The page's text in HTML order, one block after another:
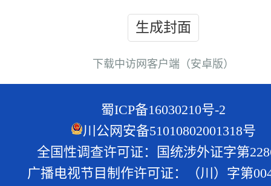
生成封面
下载中访网客户端（安卓版）
蜀ICP备16030210号-2
川公网安备51010802001318号
全国性调查许可证：国统涉外证字第
广播电视节目制作许可证：（川）字第